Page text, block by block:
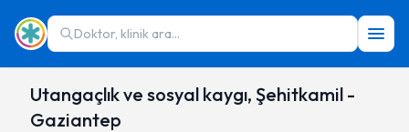
Doktor, klinik ara...
Utangaçlık ve sosyal kaygı, Şehitkamil -
Gaziantep